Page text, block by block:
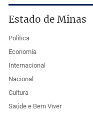
Estado de Minas
Política
Economia
Internacional
Nacional
Cultura
Saúde e Bem Viver